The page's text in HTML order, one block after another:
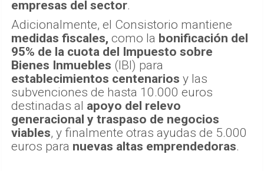
empresas del sector.
Adicionalmente, el Consistorio mantiene
medidas fiscales, como la bonificación del
95% de la cuota del Impuesto sobre
Bienes Inmuebles (IBI) para
establecimientos centenarios y las
subvenciones de hasta 10.000 euros
destinadas al apoyo del relevo
generacional y traspaso de negocios
viables, y finalmente otras ayudas de 5.000
euros para nuevas altas emprendedoras.